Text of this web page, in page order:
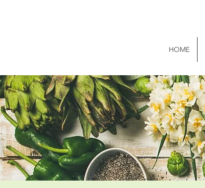
HOME